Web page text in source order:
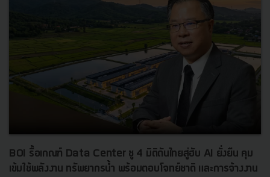
BOI รื้อเกณฑ์ Data Center ชู 4 มิติดันไทยสู่ฮับ AI ยั่งยืน คุม
เข้มใช้พลังงาน ทรัพยากรน้ำ พร้อมตอบโจทย์ชาติ และการจ้างงาน